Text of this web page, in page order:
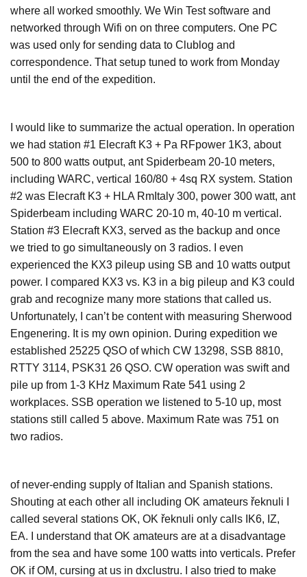
where all worked smoothly. We Win Test software and
networked through Wifi on on three computers. One PC
was used only for sending data to Clublog and
correspondence. That setup tuned to work from Monday
until the end of the expedition.
I would like to summarize the actual operation. In operation
we had station #1 Elecraft K3 + Pa RFpower 1K3, about
500 to 800 watts output, ant Spiderbeam 20-10 meters,
including WARC, vertical 160/80 + 4sq RX system. Station
#2 was Elecraft K3 + HLA RmItaly 300, power 300 watt, ant
Spiderbeam including WARC 20-10 m, 40-10 m vertical.
Station #3 Elecraft KX3, served as the backup and once
we tried to go simultaneously on 3 radios. I even
experienced the KX3 pileup using SB and 10 watts output
power. I compared KX3 vs. K3 in a big pileup and K3 could
grab and recognize many more stations that called us.
Unfortunately, I can’t be content with measuring Sherwood
Engenering. It is my own opinion. During expedition we
established 25225 QSO of which CW 13298, SSB 8810,
RTTY 3114, PSK31 26 QSO. CW operation was swift and
pile up from 1-3 KHz Maximum Rate 541 using 2
workplaces. SSB operation we listened to 5-10 up, most
stations still called 5 above. Maximum Rate was 751 on
two radios.
of never-ending supply of Italian and Spanish stations.
Shouting at each other all including OK amateurs řeknuli I
called several stations OK, OK řeknuli only calls IK6, IZ,
EA. I understand that OK amateurs are at a disadvantage
from the sea and have some 100 watts into verticals. Prefer
OK if OM, cursing at us in dxclustru. I also tried to make